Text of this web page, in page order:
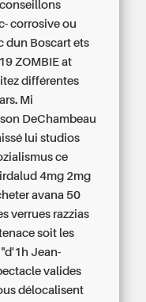
corrosive ou
dun Boscart ets
ZOMBIE at
différentes
Mi
DeChambeau
lui studios
ce
4mg 2mg
avana 50
verrues razzias
soit les
Jean-
valides
délocalisent